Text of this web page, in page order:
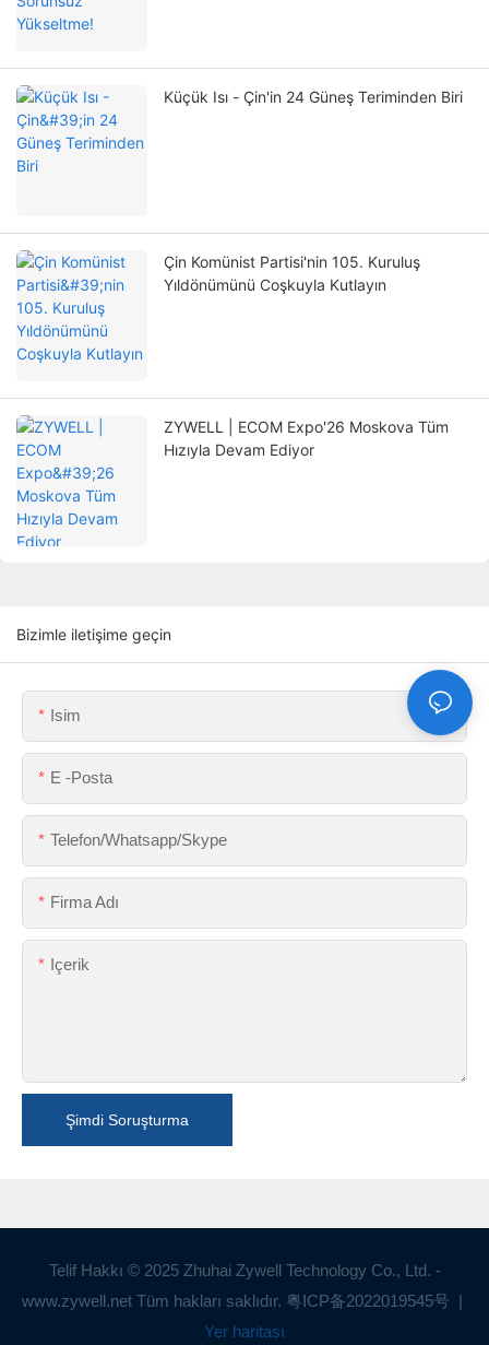
Küçük Isı - Çin'in 24 Güneş Teriminden Biri
Çin Komünist Partisi'nin 105. Kuruluş
Yıldönümünü Coşkuyla Kutlayın
ZYWELL | ECOM Expo'26 Moskova Tüm
Hızıyla Devam Ediyor
Bizimle iletişime geçin
Isim
E -posta
Telefon/Whatsapp/Skype
Firma Adı
Içerik
Şimdi Soruşturma
Telif Hakkı © 2025 Zhuhai Zywell Technology Co., Ltd. -
www.zywell.net Tüm hakları saklıdır. 粤ICP备2022019545号 |
Yer haritası